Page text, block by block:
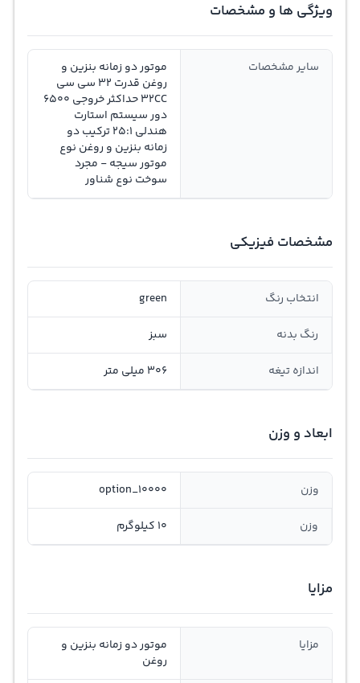
ویژگی ها و مشخصات
سایر مشخصات
موتور دو زمانه بنزین و
روغن قدرت 32 سی سی
32CC حداکثر خروجی 6500
دور سیستم استارت
هندلی 25:1 ترکیب دو
زمانه بنزین و روغن نوع
موتور سیجه - مجرد
سوخت نوع شناور
مشخصات فیزیکی
انتخاب رنگ green
رنگ بدنه سبز
اندازه تیغه 306 میلی متر
ابعاد و وزن
وزن option_10000
وزن 10 کیلوگرم
مزایا
مزایا
موتور دو زمانه بنزین و
روغن